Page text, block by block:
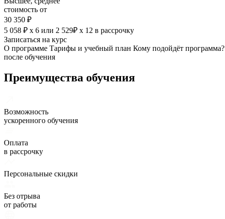
стоимость от
30 350 ₽
5 058 ₽ х 6 или 2 529₽ х 12 в рассрочку
Записаться на курс
О программе Тарифы и учебный план Кому подойдёт программа?
после обучения
Преимущества обучения
Возможность
ускоренного обучения
Оплата
в рассрочку
Персональные скидки
Без отрыва
от работы